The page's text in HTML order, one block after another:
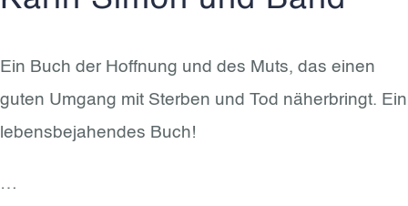
Ein Buch der Hoffnung und des Muts, das einen
guten Umgang mit Sterben und Tod näherbringt. Ein
lebensbejahendes Buch!
…